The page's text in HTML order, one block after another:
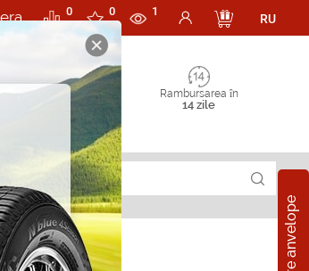
0 0 1
RU
Rambursarea în
14 zile